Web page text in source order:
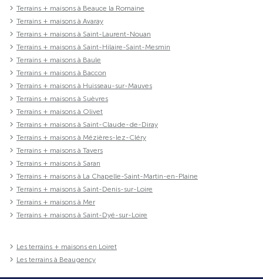
Terrains + maisons à Beauce la Romaine
Terrains + maisons à Avaray
Terrains + maisons à Saint-Laurent-Nouan
Terrains + maisons à Saint-Hilaire-Saint-Mesmin
Terrains + maisons à Baule
Terrains + maisons à Baccon
Terrains + maisons à Huisseau-sur-Mauves
Terrains + maisons à Suèvres
Terrains + maisons à Olivet
Terrains + maisons à Saint-Claude-de-Diray
Terrains + maisons à Mézières-lez-Cléry
Terrains + maisons à Tavers
Terrains + maisons à Saran
Terrains + maisons à La Chapelle-Saint-Martin-en-Plaine
Terrains + maisons à Saint-Denis-sur-Loire
Terrains + maisons à Mer
Terrains + maisons à Saint-Dyé-sur-Loire
Les terrains + maisons en Loiret
Les terrains à Beaugency